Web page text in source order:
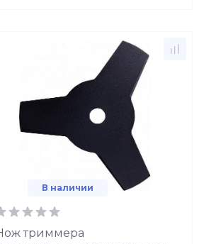
В наличии
триммера